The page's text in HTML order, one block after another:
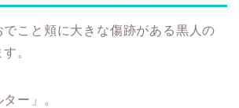
こと頬に大きな傷跡がある黒人の
。
ー」。